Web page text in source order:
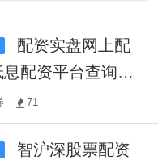
配资平台查询：
杆，助您投资起
71